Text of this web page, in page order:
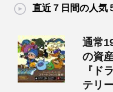
直近７日間の人気
通常
の資
『ド
テリ